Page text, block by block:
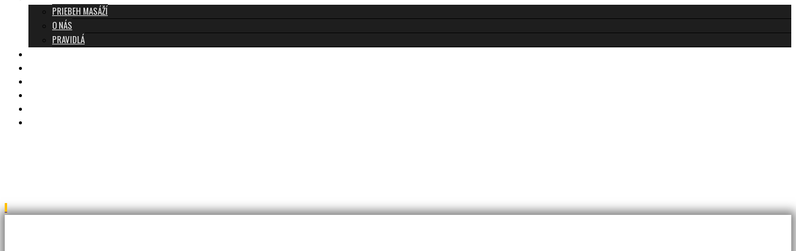
PRIEBEH MASÁŽÍ
O NÁS
PRAVIDLÁ